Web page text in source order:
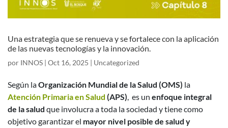
Una estrategia que se renueva y se fortalece con la aplicación
de las nuevas tecnologías y la innovación.
por INNOS | Oct 16, 2025 | Uncategorized
Según laOrganización Mundial de la Salud (OMS) la
Atención Primaria en Salud (APS), es un enfoque integral
de la salud que involucra a toda la sociedad y tiene como
objetivo garantizar el mayor nivel posible de salud y